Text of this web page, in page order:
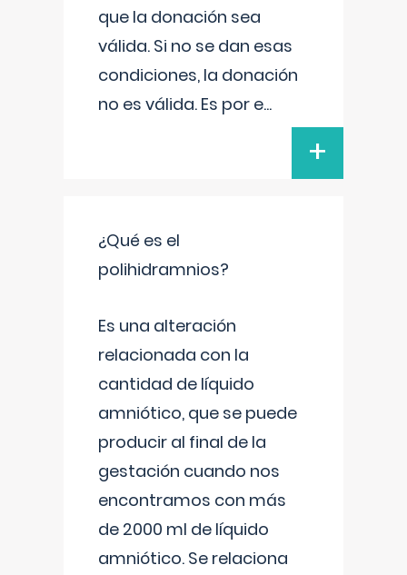
que la donación sea
válida. Si no se dan esas
condiciones, la donación
no es válida. Es por e...
+
¿Qué es el
polihidramnios?
Es una alteración
relacionada con la
cantidad de líquido
amniótico, que se puede
producir al final de la
gestación cuando nos
encontramos con más
de 2000 ml de líquido
amniótico. Se relaciona